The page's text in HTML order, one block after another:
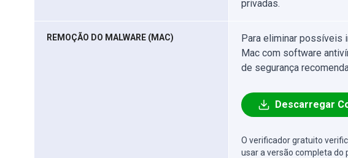
privadas.
REMOÇÃO DO MALWARE (MAC)
Para eliminar possíveis
Mac com software
de segurança
Descarregar
O verificador gratuito
usar a versão completa do